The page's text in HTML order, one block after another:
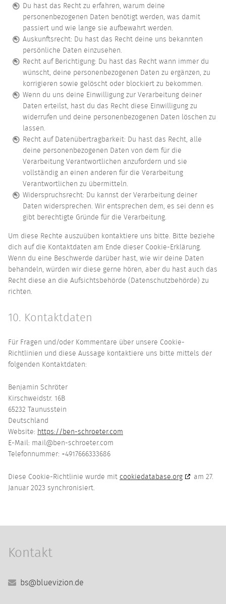
Du hast das Recht zu erfahren, warum deine
personenbezogenen Daten benötigt werden, was damit
passiert und wie lange sie aufbewahrt werden.
Auskunftsrecht: Du hast das Recht deine uns bekannten
persönliche Daten einzusehen.
Recht auf Berichtigung: Du hast das Recht wann immer du
wünscht, deine personenbezogenen Daten zu ergänzen, zu
korrigieren sowie gelöscht oder blockiert zu bekommen.
Wenn du uns deine Einwilligung zur Verarbeitung deiner
Daten erteilst, hast du das Recht diese Einwilligung zu
widerrufen und deine personenbezogenen Daten löschen zu
lassen.
Recht auf Datenübertragbarkeit: Du hast das Recht, alle
deine personenbezogenen Daten von dem für die
Verarbeitung Verantwortlichen anzufordern und sie
vollständig an einen anderen für die Verarbeitung
Verantwortlichen zu übermitteln.
Widerspruchsrecht: Du kannst der Verarbeitung deiner
Daten widersprechen. Wir entsprechen dem, es sei denn es
gibt berechtigte Gründe für die Verarbeitung.
Um diese Rechte auszuüben kontaktiere uns bitte. Bitte beziehe
dich auf die Kontaktdaten am Ende dieser Cookie-Erklärung.
Wenn du eine Beschwerde darüber hast, wie wir deine Daten
behandeln, würden wir diese gerne hören, aber du hast auch das
Recht diese an die Aufsichtsbehörde (Datenschutzbehörde) zu
richten.
10. Kontaktdaten
Für Fragen und/oder Kommentare über unsere Cookie-
Richtlinien und diese Aussage kontaktiere uns bitte mittels der
folgenden Kontaktdaten:
Benjamin Schröter
Kirschweidstr. 16B
65232 Taunusstein
Deutschland
Website: https://ben-schroeter.com
E-Mail: mail@ben-schroeter.com
Telefonnummer: +4917666333686
Diese Cookie-Richtlinie wurde mit cookiedatabase.org
am 27.
Januar 2023 synchronisiert.
Kontakt
bs@bluevizion.de